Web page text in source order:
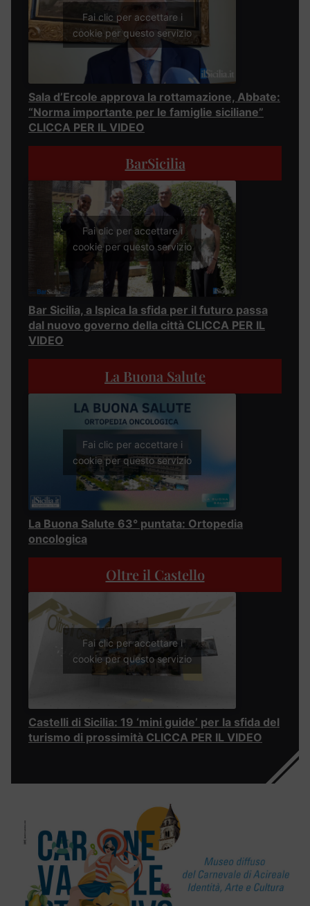
Fai clic per accettare i
cookie per questo servizio
Sala d’Ercole approva la rottamazione, Abbate:
“Norma importante per le famiglie siciliane”
CLICCA PER IL VIDEO
BarSicilia
Fai clic per accettare i
cookie per questo servizio
Bar Sicilia, a Ispica la sfida per il futuro passa
dal nuovo governo della città CLICCA PER IL
VIDEO
La Buona Salute
Fai clic per accettare i
cookie per questo servizio
La Buona Salute 63° puntata: Ortopedia
oncologica
Oltre il Castello
Fai clic per accettare i
cookie per questo servizio
Castelli di Sicilia: 19 ‘mini guide’ per la sfida del
turismo di prossimità CLICCA PER IL VIDEO